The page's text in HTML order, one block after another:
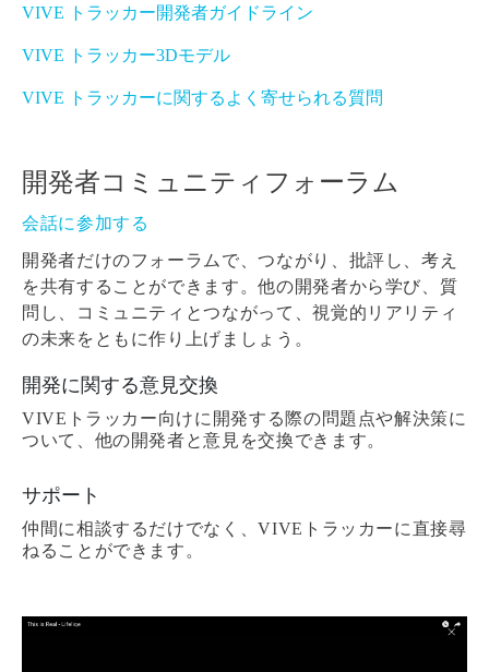
VIVE トラッカー開発者ガイドライン
VIVE トラッカー3Dモデル
VIVE トラッカーに関するよく寄せられる質問
開発者コミュニティフォーラム
会話に参加する
開発者だけのフォーラムで、つながり、批評し、考え
を共有することができます。他の開発者から学び、質
問し、コミュニティとつながって、視覚的リアリティ
の未来をともに作り上げましょう。
開発に関する意見交換
VIVEトラッカー向けに開発する際の問題点や解決策に
ついて、他の開発者と意見を交換できます。
サポート
仲間に相談するだけでなく、VIVEトラッカーに直接尋
ねることができます。